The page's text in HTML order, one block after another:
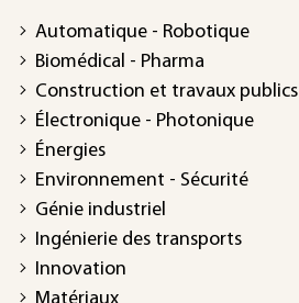
Automatique - Robotique
Biomédical - Pharma
Construction et travaux publics
Électronique - Photonique
Énergies
Environnement - Sécurité
Génie industriel
Ingénierie des transports
Innovation